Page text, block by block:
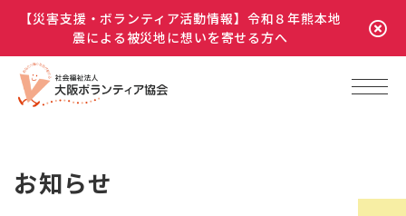
【災害支援・ボランティア活動情報】令和８年熊本地
震による被災地に想いを寄せる方へ
お知らせ